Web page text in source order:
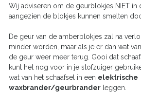
Wij adviseren om de geurblokjes NIET in
aangezien de blokjes kunnen smelten
De geur van de amberblokjes zal na
minder worden, maar als je er dan wat
de geur weer meer terug. Gooi dat
kunt het nog voor in je stofzuiger
wat van het schaafsel in een elektrische
waxbrander/geurbrander leggen.